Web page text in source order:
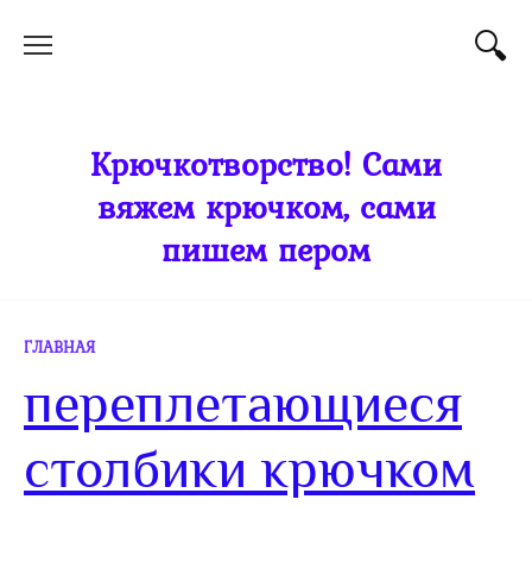
Крючкотворство! Сами
вяжем крючком, сами
пишем пером
ГЛАВНАЯ
переплетающиеся
столбики крючком